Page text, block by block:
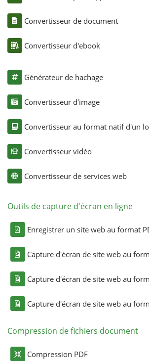
Convertisseur de document
Convertisseur d'ebook
Générateur de hachage
Convertisseur d'image
Convertisseur au format natif d'un
Convertisseur vidéo
Convertisseur de services web
Outils de capture d'écran en ligne
Enregistrer un site web au format
Capture d'écran de site web au
Capture d'écran de site web au
Capture d'écran de site web au
Compression de fichiers document
Compression PDF